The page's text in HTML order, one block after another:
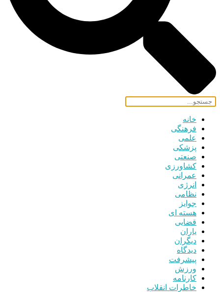
خانه
فرهنگی
علمی
پزشکی
صنعتی
کشاورزی
عمرانی
انرژی
نظامی
جوایز
هسته ای
قضایی
یاران
دیگران
دیدگاه
پیشرفت
ورزش
کارنامه
خاطرات انقلاب